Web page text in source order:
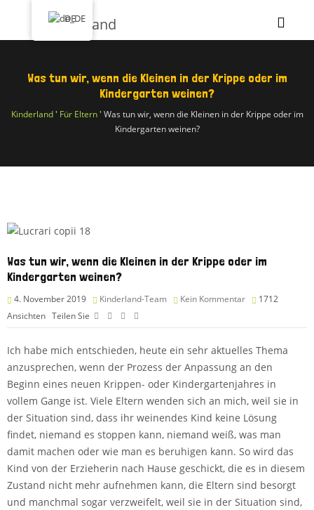
Was tun wir, wenn die Kleinen in der Krippe oder im
Kindergarten weinen?
Kinderland' Für Eltern' Was tun wir, wenn die Kleinen in der Krippe oder im
Kindergarten weinen?
Was tun wir, wenn die Kleinen in der Krippe oder im
Kindergarten weinen?
4. November 2019 Kinderland-Team Kein Kommentar
1712
Ansichten Teilen Sie
Ich habe mich entschieden, heute ein sehr aktuelles Thema
anzusprechen, wenn der Prozess der Anpassung an den
Beginn eines neuen Krippen- oder Kindergartenjahres in
vollem Gange ist. Viele Eltern wenden sich an mich, weil sie in
der Situation sind, dass ihr weinendes Kind keine Lösung
findet, niemand es stoppen kann, niemand weiß, was man
damit machen oder wie man es beruhigen kann. So wird das
Kind von der Erzieherin nach Hause geschickt, die es in diesem
Zustand nicht mehr aufnehmen kann, die Eltern sind besorgt
und manchmal sogar verzweifelt, weil sie in der Situation sind,
DE